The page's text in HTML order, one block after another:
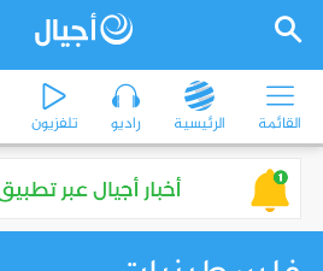
القائمة الرئيسية راديو تلفزيون